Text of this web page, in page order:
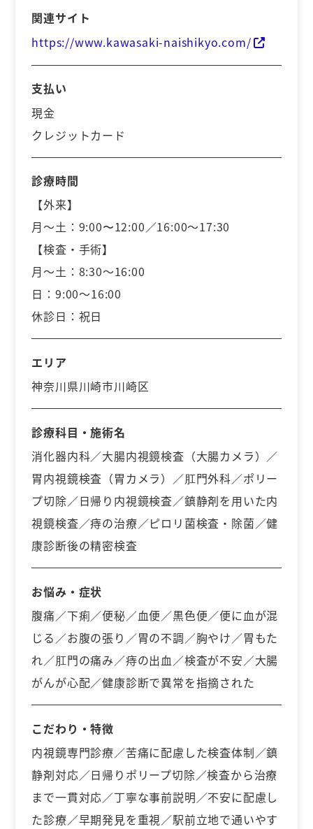
関連サイト
https://www.kawasaki-naishikyo.com/
支払い
現金
クレジットカード
診療時間
【外来】
月～土：9:00〜12:00／16:00～17:30
【検査・手術】
月～土：8:30～16:00
日：9:00～16:00
休診日：祝日
エリア
神奈川県川崎市川崎区
診療科目・施術名
消化器内科／大腸内視鏡検査（大腸カメラ）／
胃内視鏡検査（胃カメラ）／肛門外科／ポリー
プ切除／日帰り内視鏡検査／鎮静剤を用いた内
視鏡検査／痔の治療／ピロリ菌検査・除菌／健
康診断後の精密検査
お悩み・症状
腹痛／下痢／便秘／血便／黒色便／便に血が混
じる／お腹の張り／胃の不調／胸やけ／胃もた
れ／肛門の痛み／痔の出血／検査が不安／大腸
がんが心配／健康診断で異常を指摘された
こだわり・特徴
内視鏡専門診療／苦痛に配慮した検査体制／鎮
静剤対応／日帰りポリープ切除／検査から治療
まで一貫対応／丁寧な事前説明／不安に配慮し
た診療／早期発見を重視／駅前立地で通いやす